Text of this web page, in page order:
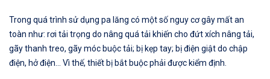
Trong quá trình sử dụng pa lăng có một số nguy cơ gây mất an
toàn như: rơi tải trọng do nâng quá tải khiến cho đứt xích nâng tải,
gãy thanh treo, gãy móc buộc tải; bị kẹp tay; bị điện giật do chập
điện, hở điện… Vì thế, thiết bị bắt buộc phải được kiểm định.